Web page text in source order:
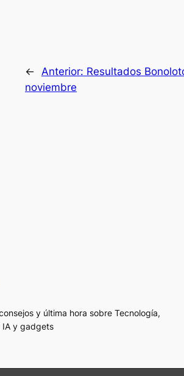
← Anterior: Resultados
noviembre
y última hora sobre Tecnología,
IA y gadgets